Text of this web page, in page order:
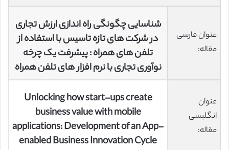
عنوان فارسی
مقاله:
شناسایی چگونگی راه اندازی ارزش تجاری
در شرکت های تازه تاسیس با استفاده از
تلفن های همراه : پیشرفت یک چرخه
نوآوری تجاری با نرم افزار های تلفن همراه
عنوان
انگلیسی
مقاله:
Unlocking how start-ups create
business value with mobile
applications: Development of an App-
enabled Business Innovation Cycle